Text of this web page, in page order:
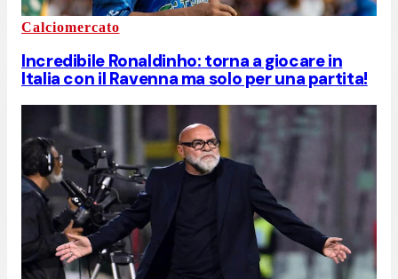
Calciomercato
Incredibile Ronaldinho: torna a giocare in
Italia con il Ravenna ma solo per una partita!